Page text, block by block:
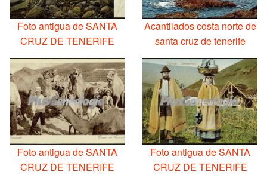
Foto antigua de SANTA
CRUZ DE TENERIFE
Acantilados costa norte de
santa cruz de tenerife
Foto antigua de SANTA
CRUZ DE TENERIFE
Foto antigua de SANTA
CRUZ DE TENERIFE